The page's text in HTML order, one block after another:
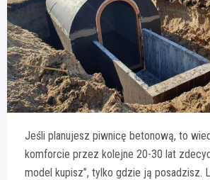
Jeśli planujesz piwnicę betonową, to
komforcie przez kolejne 20-30 lat
model kupisz”, tylko gdzie ją posadzisz.